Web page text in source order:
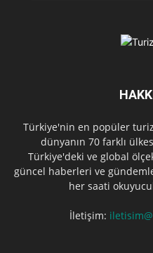
Türkiye'nin en popüler
dünyanın 70 farklı
Türkiye'deki ve global
güncel haberleri ve
her saati
İletişim: